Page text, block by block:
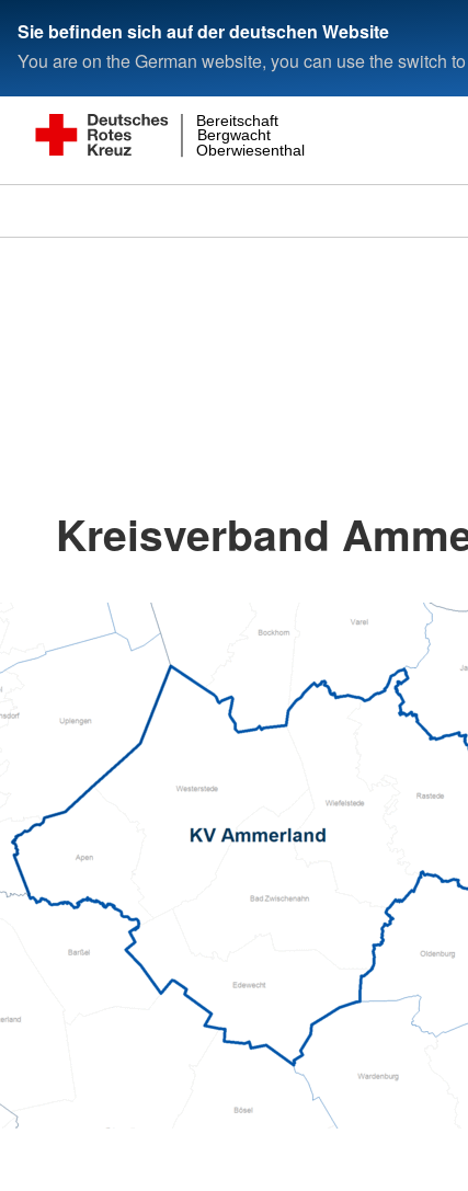
Sie befinden sich auf der deutschen Website
You are on the German website, you can use the switch
Oberwiesenthal
Bergwacht
Bereitschaft
Kreisverband